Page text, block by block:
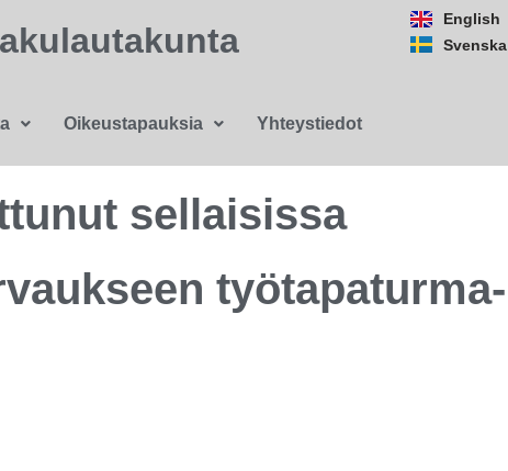
Oikeustapauksia Yhteystiedot
English
Svenska
sellaisissa
työtapaturma-